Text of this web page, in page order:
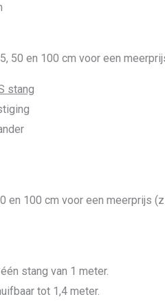
50 en 100 cm voor een
stang
en 100 cm voor een meerprijs
stang van 1 meter.
tot 1,4 meter.